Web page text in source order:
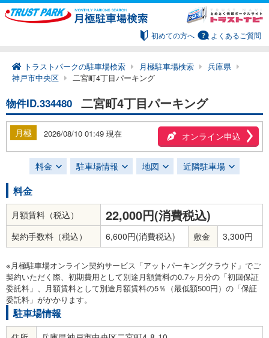
初めての方へ よくあるご質問
トラストパークの駐車場検索 月極駐車場検索
兵庫県
神戸市中央区
二宮町4丁目パーキング
物件ID.334480 二宮町4丁目パーキング
月極 2026/08/10 01:49 現在 オンライン申込
料金 駐車場情報 地図 近隣駐車場
料金
月額賃料（税込） 22,000円(消費税込)
契約手数料（税込） 6,600円(消費税込) 敷金 3,300円
※月極駐車場オンライン契約サービス「アットパーキングクラウド」でご
契約いただく際、初期費用として別途月額賃料の0.7ヶ月分の「初回保証
委託料」、月額賃料として別途月額賃料の5％（最低額500円）の「保証
委託料」がかかります。
駐車場情報